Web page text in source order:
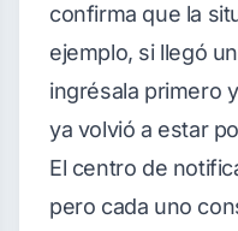
confirma que la
ejemplo, si llegó
ingrésala primero
ya volvió a estar
El centro de
pero cada uno